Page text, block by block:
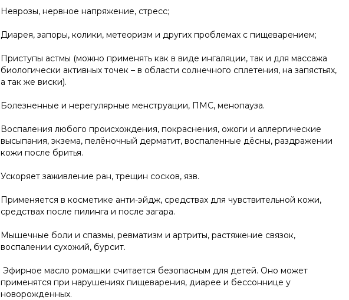
Неврозы, нервное напряжение, стресс;
Диарея, запоры, колики, метеоризм и других проблемах с пищеварением;
Приступы астмы (можно применять как в виде ингаляции, так и для массажа
биологически активных точек – в области солнечного сплетения, на запястьях,
а так же виски).
Болезненные и нерегулярные менструации, ПМС, менопауза.
Воспаления любого происхождения, покраснения, ожоги и аллергические
высыпания, экзема, пелёночный дерматит, воспаленные дёсны, раздражении
кожи после бритья.
Ускоряет заживление ран, трещин сосков, язв.
Применяется в косметике анти-эйдж, средствах для чувствительной кожи,
средствах после пилинга и после загара.
Мышечные боли и спазмы, ревматизм и артриты, растяжение связок,
воспалении сухожий, бурсит.
Эфирное масло ромашки считается безопасным для детей. Оно может
применятся при нарушениях пищеварения, диарее и бессоннице у
новорожденных.